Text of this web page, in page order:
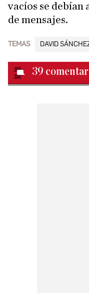
vacíos se debían
de mensajes.
TEMAS DAVID
39